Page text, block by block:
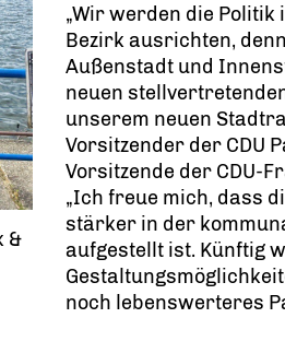
&
Wir werden die Politik
Bezirk ausrichten,
Außenstadt und
neuen
unserem neuen
Vorsitzender der CDU
Vorsitzende der CDU-
Ich freue mich, dass
stärker in der
aufgestellt ist. Künftig
noch lebenswerteres